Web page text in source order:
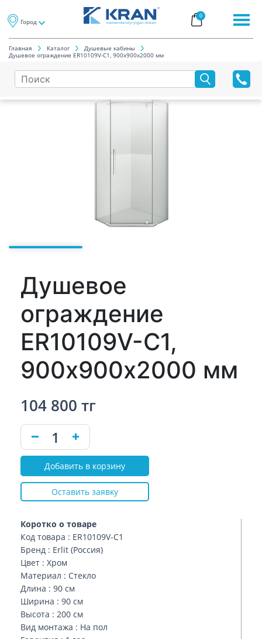
Город
0
Главная Каталог
Душевые кабины
Душевое ограждение ER10109V-C1, 900х900х2000 мм
Душевое
ограждение
ER10109V-C1,
900х900х2000 мм
Коротко о товаре
Код товара : ER10109V-C1
Бренд : Erlit (Россия)
Цвет : Хром
Материал : Стекло
Длина : 90 см
Ширина : 90 см
Высота : 200 см
Вид монтажа : На пол
104 800 тг
Добавить в корзину
Оставить заявку